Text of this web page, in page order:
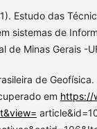
Estudo das
sistemas de
de Minas Gerais -
de
em https://